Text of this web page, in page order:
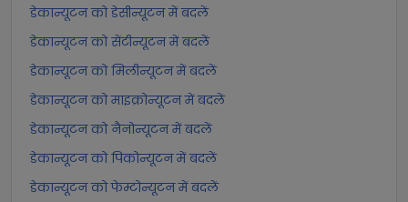
डेकान्यूटन को डेसीन्यूटन में बदलें
डेकान्यूटन को सेंटीन्यूटन में बदलें
डेकान्यूटन को मिलीन्यूटन में बदलें
डेकान्यूटन को माइक्रोन्यूटन में बदलें
डेकान्यूटन को नैनोन्यूटन में बदलें
डेकान्यूटन को पिकोन्यूटन में बदलें
डेकान्यूटन को फेम्टोन्यूटन में बदलें